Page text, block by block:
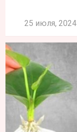
25 июля, 2024